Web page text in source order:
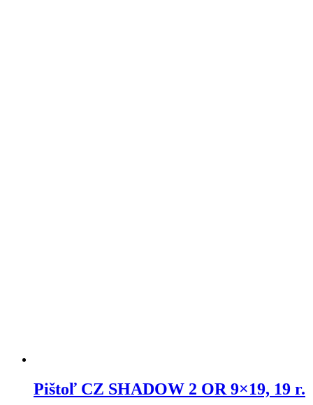
Pištoľ CZ SHADOW 2 OR 9×19, 19 r.